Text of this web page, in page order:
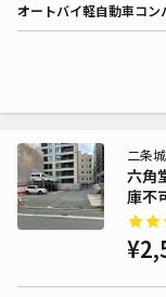
オートバイ軽自動車コン
六角
庫不
二条